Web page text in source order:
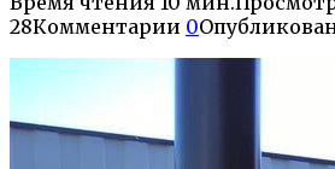
28Комментарии 0